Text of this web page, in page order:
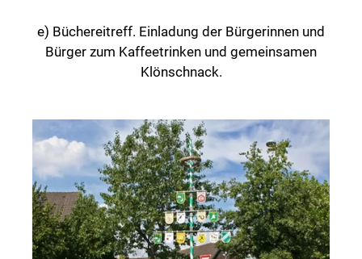
e) Büchereitreff. Einladung der Bürgerinnen und
Bürger zum Kaffeetrinken und gemeinsamen
Klönschnack.